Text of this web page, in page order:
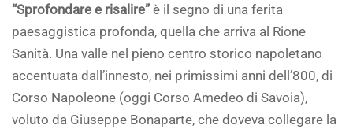
“Sprofondare e risalire” è il segno di una ferita
paesaggistica profonda, quella che arriva al Rione
Sanità. Una valle nel pieno centro storico napoletano
accentuata dall’innesto, nei primissimi anni dell’800, di
Corso Napoleone (oggi Corso Amedeo di Savoia),
voluto da Giuseppe Bonaparte, che doveva collegare la